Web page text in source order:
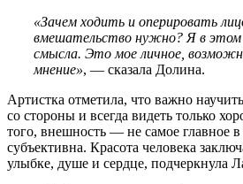
«Зачем ходить и оперировать
вмешательство нужно? Я в этом
смысла. Это мое личное,
мнение», — сказала Долина.
Артистка отметила, что важно
со стороны и всегда видеть только
того, внешность — не самое главное
субъективна. Красота человека
улыбке, душе и сердце, подчеркнула